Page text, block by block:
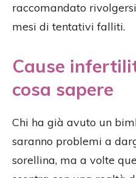
raccomandato
mesi di tentativi falliti.
Cause
cosa sapere
Chi ha già avuto un
saranno problemi a
sorellina, ma a volte